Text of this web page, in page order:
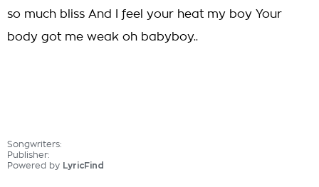
so much bliss And I feel your heat my boy Your
body got me weak oh babyboy..
Songwriters:
Publisher:
Powered by LyricFind